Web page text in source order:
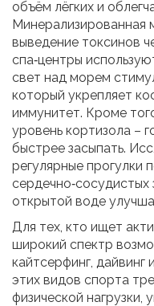
объём лёгких и
Минерализированная
выведение токсинов
спа‑центры
свет над морем
который укрепляет
иммунитет. Кроме
уровень кортизола –
быстрее засыпать.
регулярные прогулки
сердечно‑сосудистых
открытой воде
Для тех, кто ищет
широкий спектр
кайтсерфинг,
этих видов спорта
физической нагрузки,